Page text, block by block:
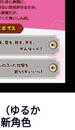
ゆるか
角色